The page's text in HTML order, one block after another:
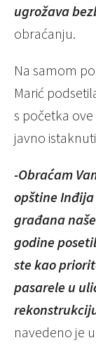
ugrožava
obraćanju.
Na samom
Marić
s početka
javno
-Obraćam
opštine
građana
godine
ste kao
pasarele u
navedeno je